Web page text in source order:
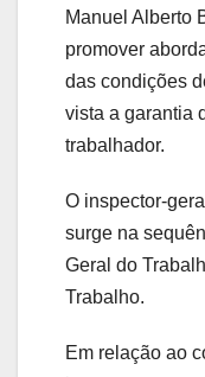
Manuel Alberto
promover
das condições
vista a garantia
trabalhador.
O inspector-
surge na
Geral do
Trabalho.
Em relação ao